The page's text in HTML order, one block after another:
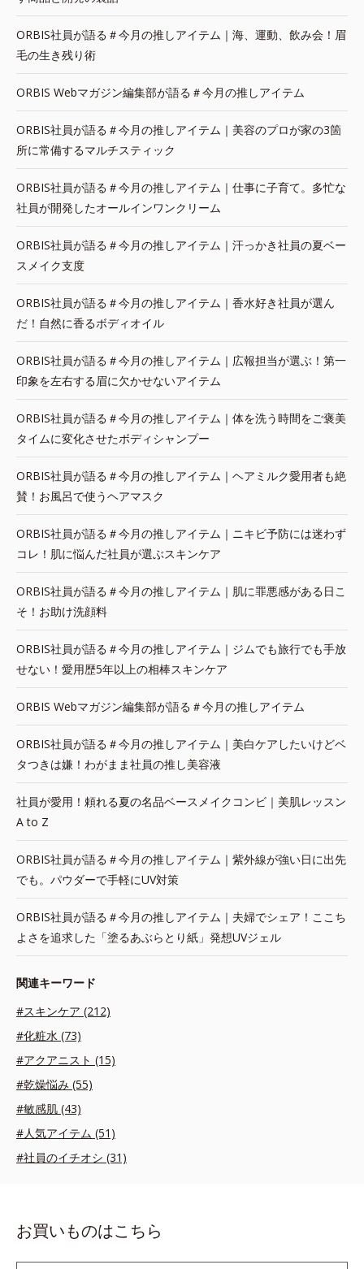
ORBIS社員が語る＃今月の推しアイテム｜海、運動、飲み会！眉
毛の生き残り術
ORBIS Webマガジン編集部が語る＃今月の推しアイテム
ORBIS社員が語る＃今月の推しアイテム｜美容のプロが家の3箇
所に常備するマルチスティック
ORBIS社員が語る＃今月の推しアイテム｜仕事に子育て。多忙な
社員が開発したオールインワンクリーム
ORBIS社員が語る＃今月の推しアイテム｜汗っかき社員の夏ベー
スメイク支度
ORBIS社員が語る＃今月の推しアイテム｜香水好き社員が選ん
だ！自然に香るボディオイル
ORBIS社員が語る＃今月の推しアイテム｜広報担当が選ぶ！第一
印象を左右する眉に欠かせないアイテム
ORBIS社員が語る＃今月の推しアイテム｜体を洗う時間をご褒美
タイムに変化させたボディシャンプー
ORBIS社員が語る＃今月の推しアイテム｜ヘアミルク愛用者も絶
賛！お風呂で使うヘアマスク
ORBIS社員が語る＃今月の推しアイテム｜ニキビ予防には迷わず
コレ！肌に悩んだ社員が選ぶスキンケア
ORBIS社員が語る＃今月の推しアイテム｜肌に罪悪感がある日こ
そ！お助け洗顔料
ORBIS社員が語る＃今月の推しアイテム｜ジムでも旅行でも手放
せない！愛用歴5年以上の相棒スキンケア
ORBIS Webマガジン編集部が語る＃今月の推しアイテム
ORBIS社員が語る＃今月の推しアイテム｜美白ケアしたいけどベ
タつきは嫌！わがまま社員の推し美容液
社員が愛用！頼れる夏の名品ベースメイクコンビ｜美肌レッスン
A to Z
ORBIS社員が語る＃今月の推しアイテム｜紫外線が強い日に出先
でも。パウダーで手軽にUV対策
ORBIS社員が語る＃今月の推しアイテム｜夫婦でシェア！ここち
よさを追求した「塗るあぶらとり紙」発想UVジェル
関連キーワード
#スキンケア (212)
#化粧水 (73)
#アクアニスト (15)
#乾燥悩み (55)
#敏感肌 (43)
#人気アイテム (51)
#社員のイチオシ (31)
お買いものはこちら